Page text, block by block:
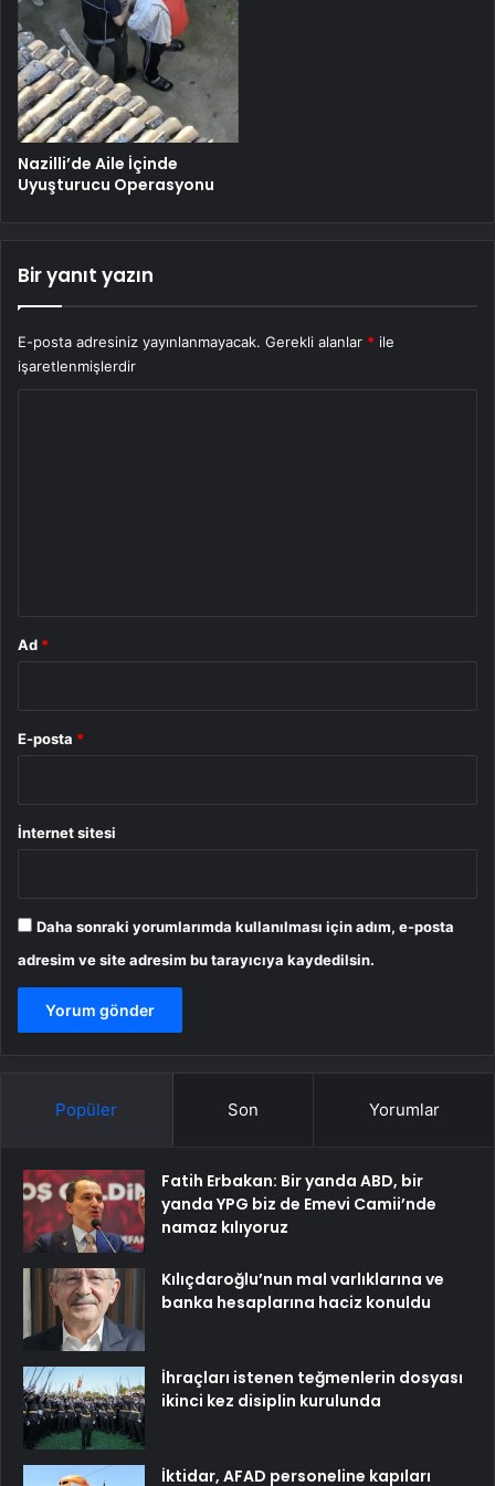
Nazilli’de Aile İçinde
Uyuşturucu Operasyonu
Bir yanıt yazın
E-posta adresiniz yayınlanmayacak. Gerekli alanlar * ile
işaretlenmişlerdir
Ad *
E-posta *
İnternet sitesi
Daha sonraki yorumlarımda kullanılması için adım, e-posta
adresim ve site adresim bu tarayıcıya kaydedilsin.
Popüler Son Yorumlar
Fatih Erbakan: Bir yanda ABD, bir
yanda YPG biz de Emevi Camii’nde
namaz kılıyoruz
Kılıçdaroğlu’nun mal varlıklarına ve
banka hesaplarına haciz konuldu
İhraçları istenen teğmenlerin dosyası
ikinci kez disiplin kurulunda
İktidar, AFAD personeline kapıları